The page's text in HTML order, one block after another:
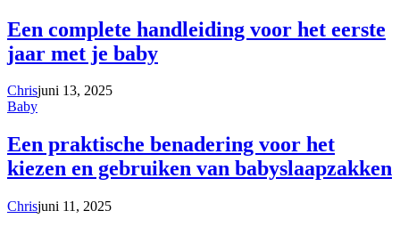
Een complete handleiding voor het eerste
jaar met je baby
Chrisjuni 13, 2025
Baby
Een praktische benadering voor het
kiezen en gebruiken van babyslaapzakken
Chrisjuni 11, 2025